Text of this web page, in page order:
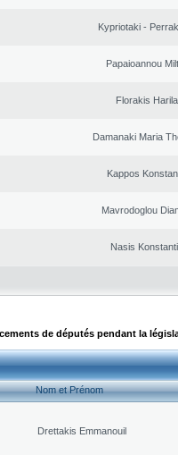
Kypriotaki -
Papaioannou
Florakis
Damanaki Maria
Kappos
Mavrodoglou
Nasis
de députés pendant la
Nom et Prénom
Drettakis Emmanouil